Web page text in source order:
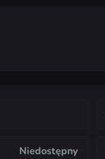
Niedostępny